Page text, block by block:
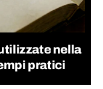
nella
pratici